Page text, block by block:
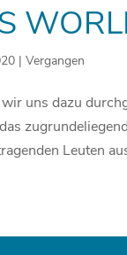
|Vergangen
uns dazu
Leuten